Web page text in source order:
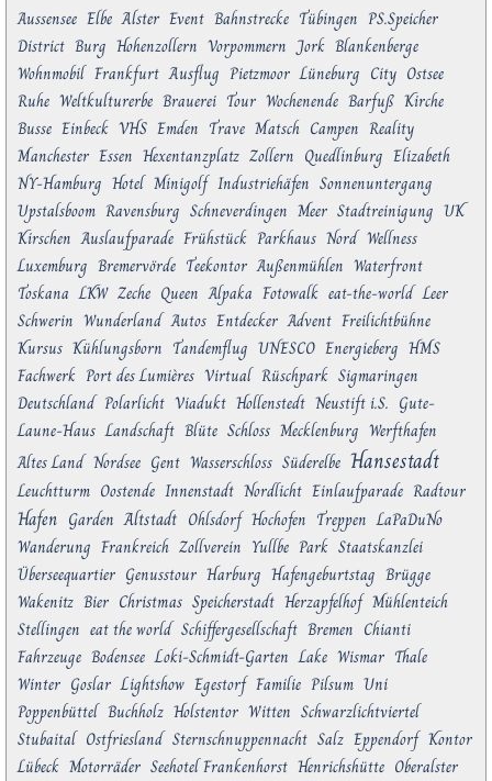
Aussensee Elbe Alster Event Bahnstrecke Tübingen PS.Speicher
District Burg Hohenzollern Vorpommern Jork Blankenberge
Wohnmobil Frankfurt Ausflug Pietzmoor Lüneburg City Ostsee
Ruhe Weltkulturerbe Brauerei Tour Wochenende Barfuß Kirche
Busse Einbeck VHS Emden Trave Matsch Campen Reality
Manchester Essen Hexentanzplatz Zollern Quedlinburg Elizabeth
NY-Hamburg Hotel Minigolf Industriehäfen Sonnenuntergang
Upstalsboom Ravensburg Schneverdingen Meer Stadtreinigung UK
Kirschen Auslaufparade Frühstück Parkhaus Nord Wellness
Luxemburg Bremervörde Teekontor Außenmühlen Waterfront
Toskana LKW Zeche Queen Alpaka Fotowalk eat-the-world Leer
Schwerin Wunderland Autos Entdecker Advent Freilichtbühne
Kursus Kühlungsborn Tandemflug UNESCO Energieberg HMS
Fachwerk Port des Lumières Virtual Rüschpark Sigmaringen
Deutschland Polarlicht Viadukt Hollenstedt Neustift i.S. Gute-
Laune-Haus Landschaft Blüte Schloss Mecklenburg Werfthafen
Altes Land Nordsee Gent Wasserschloss Süderelbe Hansestadt
Leuchtturm Oostende Innenstadt Nordlicht Einlaufparade Radtour
Hafen Garden Altstadt Ohlsdorf Hochofen Treppen LaPaDuNo
Wanderung Frankreich Zollverein Yullbe Park Staatskanzlei
Überseequartier Genusstour Harburg Hafengeburtstag Brügge
Wakenitz Bier Christmas Speicherstadt Herzapfelhof Mühlenteich
Stellingen eat the world Schiffergesellschaft Bremen Chianti
Fahrzeuge Bodensee Loki-Schmidt-Garten Lake Wismar Thale
Winter Goslar Lightshow Egestorf Familie Pilsum Uni
Poppenbüttel Buchholz Holstentor Witten Schwarzlichtviertel
Stubaital Ostfriesland Sternschnuppennacht Salz Eppendorf Kontor
Lübeck Motorräder Seehotel Frankenhorst Henrichshütte Oberalster